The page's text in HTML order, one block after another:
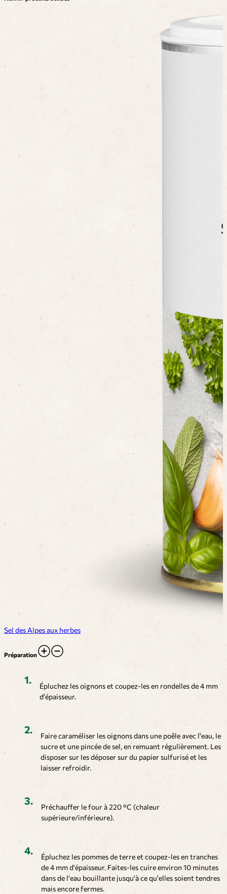
Sel des Alpes aux herbes
Préparation
Épluchez les oignons et coupez-les en rondelles de 4 mm
d'épaisseur.
Faire caraméliser les oignons dans une poêle avec l'eau, le
sucre et une pincée de sel, en remuant régulièrement. Les
disposer sur les déposer sur du papier sulfurisé et les
laisser refroidir.
Préchauffer le four à 220 °C (chaleur
supérieure/inférieure).
Épluchez les pommes de terre et coupez-les en tranches
de 4 mm d'épaisseur. Faites-les cuire environ 10 minutes
dans de l'eau bouillante jusqu'à ce qu'elles soient tendres
mais encore fermes.